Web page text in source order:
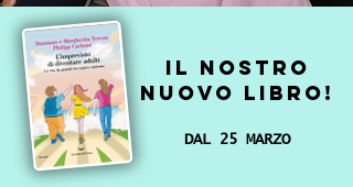
Il nostro
nuovo libro!
DAL 25 MARZO